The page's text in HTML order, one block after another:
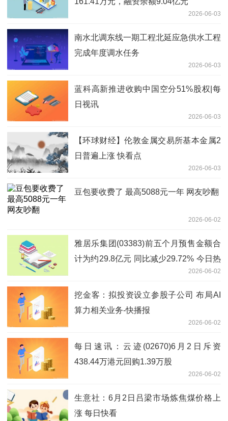
2026-06-03
南水北调东线一期工程北延应急供水工程
完成年度调水任务
2026-06-03
蓝科高新推进收购中国空分51%股权|每
日视讯
2026-06-03
【环球财经】伦敦金属交易所基本金属2
日普遍上涨 快看点
2026-06-03
豆包要收费了 最高5088元一年 网友吵翻
2026-06-02
雅居乐集团(03383)前五个月预售金额合
计为约29.8亿元 同比减少29.72% 今日热
2026-06-02
挖金客：拟投资设立参股子公司 布局AI
算力相关业务-快播报
2026-06-02
每日速讯：云迹(02670)6月2日斥资
438.44万港元回购1.39万股
2026-06-02
生意社：6月2日吕梁市场炼焦煤价格上
涨 每日快看